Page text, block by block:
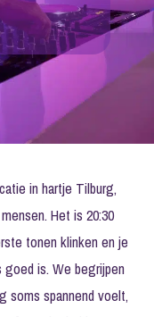
in hartje Tilburg,
Het is 20:30
tonen klinken en je
is. We begrijpen
soms spannend voelt,